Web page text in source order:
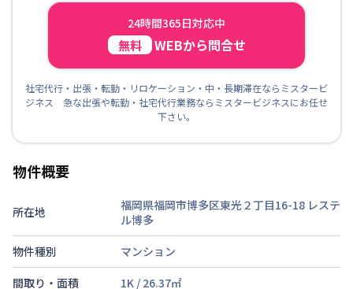
24時間365日対応中
無料 WEBから問合せ
社宅代行・出張・転勤・リロケーション・中・長期滞在ならミスタービ
ジネス 急な出張や転勤・社宅代行業務ならミスタービジネスにお任せ
下さい。
物件概要
所在地 福岡県福岡市博多区東光２丁目16-18 レステ
ル博多
物件種別
マンション
間取り・面積
1K / 26.37㎡